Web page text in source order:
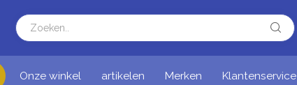
Onze winkel artikelen Merken Klantenservice